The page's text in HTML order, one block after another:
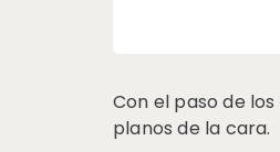
Con el paso de
planos de la cara.